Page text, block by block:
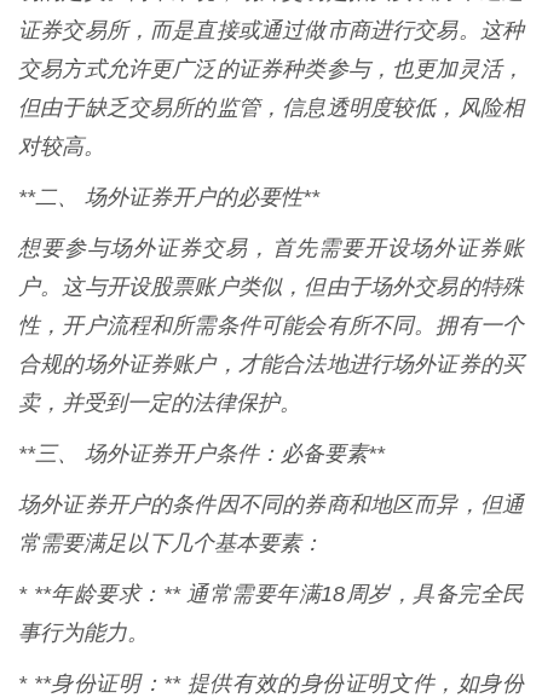
证券交易所，而是直接或通过做市商进行交易。这种
交易方式允许更广泛的证券种类参与，也更加灵活，
但由于缺乏交易所的监管，信息透明度较低，风险相
对较高。
**二、 场外证券开户的必要性**
想要参与场外证券交易，首先需要开设场外证券账
户。这与开设股票账户类似，但由于场外交易的特殊
性，开户流程和所需条件可能会有所不同。拥有一个
合规的场外证券账户，才能合法地进行场外证券的买
卖，并受到一定的法律保护。
**三、 场外证券开户条件：必备要素**
场外证券开户的条件因不同的券商和地区而异，但通
常需要满足以下几个基本要素：
* **年龄要求：** 通常需要年满18周岁，具备完全民
事行为能力。
* **身份证明：** 提供有效的身份证明文件，如身份